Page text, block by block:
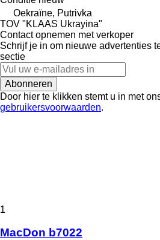
Oekraïne, Putrivka
TOV "KLAAS Ukrayina"
Contact opnemen met verkoper
Schrijf je in om nieuwe advertenties
sectie
Abonneren
Door hier te klikken stemt u in met
gebruikersvoorwaarden.
1
MacDon b7022